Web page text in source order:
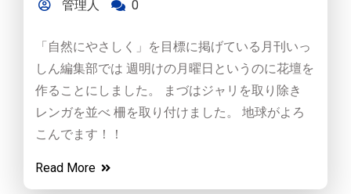
管理人 0
「自然にやさしく」を目標に掲げている月刊いっ
しん編集部では 週明けの月曜日というのに花壇を
作ることにしました。 まづはジャリを取り除き
レンガを並べ 柵を取り付けました。 地球がよろ
こんでます！！
Read More